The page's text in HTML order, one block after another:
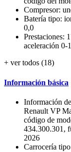
Compresor:
Batería tipo:
0,0
Prestaciones:
aceleración 0-
+ ver todos (18)
Información básica
Información
Renault VP
código de
434.300.301,
2026
Carrocería